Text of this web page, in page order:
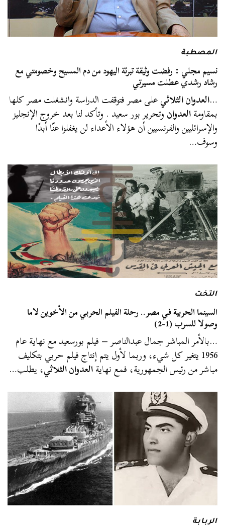
المصطبة
نسيم مجلي : رفضت وثيقة تبرئة اليهود من دم المسيح وخصومتي مع
رشاد رشدي عطلت مسيرتي
…العدوان الثلاثيعلى مصر فتوقفت الدراسة وانشغلت مصر كلها
بمقاومةالعدوانوتحرير بور سعيد . وتأكد لنا بعد خروج الإنجليز
والإسرائليين والفرنسيين أن هؤلاء الأعداء لن يغفلوا عنّا أبدًا
وسوف…
التخت
السينما الحربية في مصر.. رحلة الفيلم الحربي من الأخوين لاما
وصولا للسرب (1-2)
…بالأمر المباشر جمال عبدالناصر – فيلم بورسعيد مع نهاية عام
1956 يتغير كل شيء، وربما لأول يتم إنتاج فيلم حربي بتكليف
مباشر من رئيس الجمهورية، فمع نهايةالعدوان الثلاثي، يطلب…
الربابة